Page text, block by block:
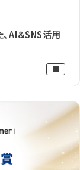
、AI＆SNS活用